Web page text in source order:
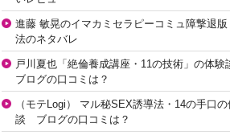
進藤 敏晃のイマカミセラピーコミュ障撃退
法のネタバレ
戸川夏也「絶倫養成講座・11の技術」の体
ブログの口コミは？
（モテLogi） マル秘SEX誘導法・14の手口
談 ブログの口コミは？